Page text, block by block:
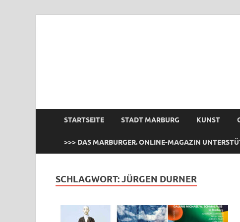
STARTSEITE STADT MARBURG KUNST
>>> DAS MARBURGER. ONLINE-MAGAZIN
SCHLAGWORT:JÜRGEN DURNER